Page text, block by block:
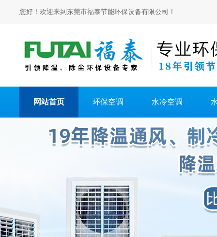
您好！欢迎来到东莞市福泰节能环保设备有限公司！
网站首页 环保空调 水冷空调